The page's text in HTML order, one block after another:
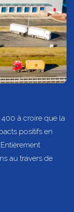
à croire que la
positifs en
au travers de